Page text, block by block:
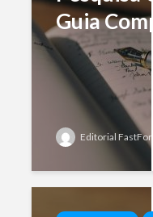
Guia
Editorial